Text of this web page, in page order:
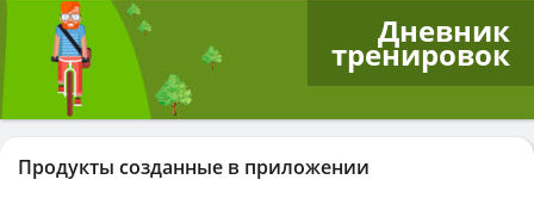
Дневник
тренировок
Продукты созданные в приложении